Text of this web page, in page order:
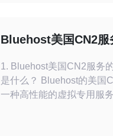
应商A的服务器位于美国主
据中心，通过CN2网络连
Bluehost美国CN2服
1. Bluehost美国CN2服务
是什么？ Bluehost的美国
一种高性能的虚拟专用服